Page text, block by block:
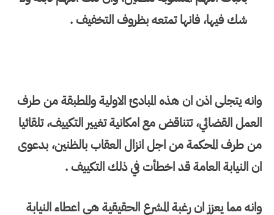
شك فيها، فانها تمتعه بظروف التخفيف .
وانه يتجلى اذن ان هذه المبادئ الاولية والمطبقة من طرف
العمل القضائي، تتناقض مع امكانية تغيير التكييف، تلقائيا
من طرف المحكمة من اجل انزال العقاب بالظنين، بدعوى
ان النيابة العامة قد اخطأت في ذلك التكييف .
وانه مما يعزز ان رغبة المشرع الحقيقية هي اعطاء النيابة